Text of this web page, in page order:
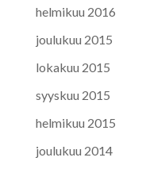
helmikuu 2016
joulukuu 2015
lokakuu 2015
syyskuu 2015
helmikuu 2015
joulukuu 2014